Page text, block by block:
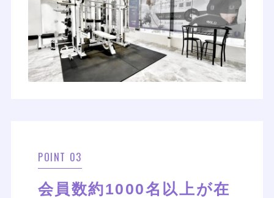
POINT 03
会員数約1000名以上が在